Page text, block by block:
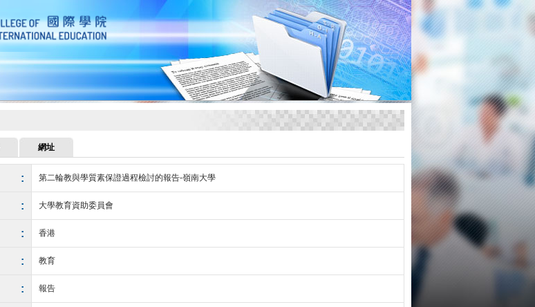
網址
: 第二輪教與學質素保證過程檢討的報告-嶺南大學
: 大學教育資助委員會
: 香港
: 教育
: 報告